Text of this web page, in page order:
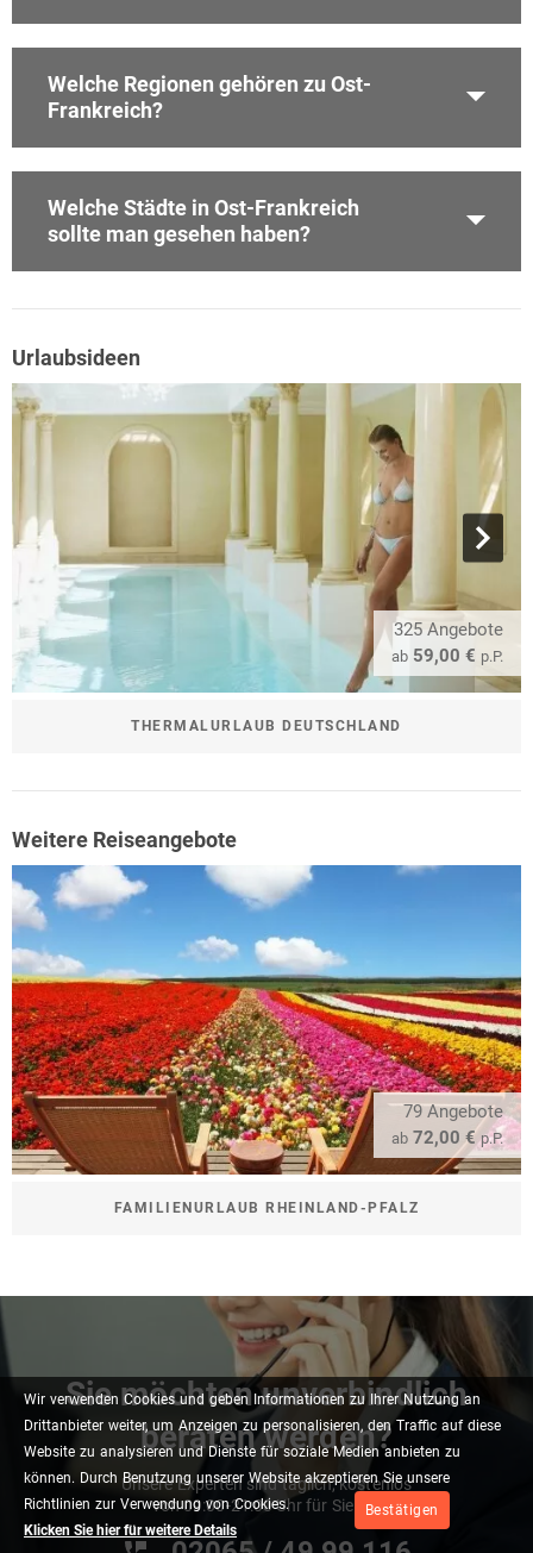
Wir verwenden Cookies und geben Informationen zu Ihrer Nutzung an
Drittanbieter weiter, um Anzeigen zu personalisieren, den Traffic auf diese
Website zu analysieren und Dienste für soziale Medien anbieten zu
können. Durch Benutzung unserer Website akzeptieren Sie unsere
Richtlinien zur Verwendung von Cookies.
Klicken Sie hier für weitere Details
Bestätigen
Welche Regionen gehören zu Ost-
Frankreich?
Welche Städte in Ost-Frankreich
sollte man gesehen haben?
Urlaubsideen
325 Angebote
ab 59,00 € p.P.
THERMALURLAUB DEUTSCHLAND
Weitere Reiseangebote
79 Angebote
ab 72,00 €p.P.
FAMILIENURLAUB RHEINLAND-PFALZ
Sie möchten unverbindlich
beraten werden?
Unsere Experten sind täglich, kostenlos
von 09:00-21:00 Uhr für Sie da!